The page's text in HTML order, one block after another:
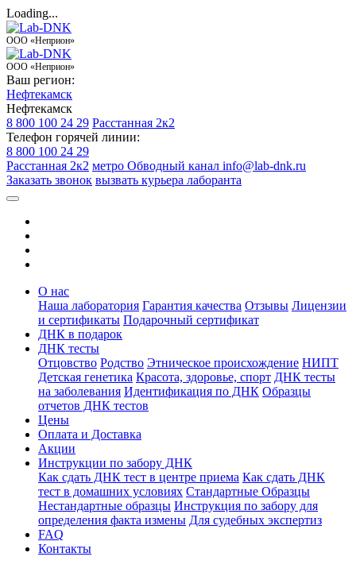
Loading...
ООО «Неприон»
ООО «Неприон»
Ваш регион:
Нефтекамск
Нефтекамск
8 800 100 24 29 Расстанная 2к2
Телефон горячей линии:
8 800 100 24 29
Расстанная 2к2 метро Обводный канал info@lab-dnk.ru
Заказать звонок вызвать курьера лаборанта
О нас
Наша лаборатория Гарантия качества Отзывы Лицензии
и сертификаты Подарочный сертификат
ДНК в подарок
ДНК тесты
Отцовство Родство Этническое происхождение НИПТ
Детская генетика Красота, здоровье, спорт ДНК тесты
на заболевания Идентификация по ДНК Образцы
отчетов ДНК тестов
Цены
Оплата и Доставка
Акции
Инструкции по забору ДНК
Как сдать ДНК тест в центре приема Как сдать ДНК
тест в домашних условиях Стандартные Образцы
Нестандартные образцы Инструкция по забору для
определения факта измены Для судебных экспертиз
FAQ
Контакты